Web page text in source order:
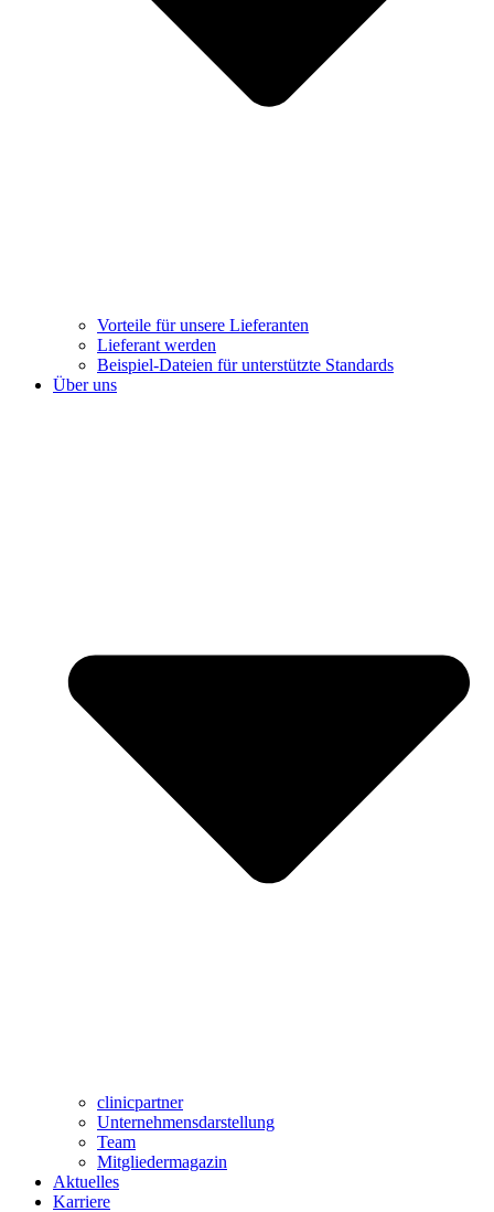
Vorteile für unsere Lieferanten
Lieferant werden
Beispiel-Dateien für unterstützte Standards
Über uns
clinicpartner
Unternehmensdarstellung
Team
Mitgliedermagazin
Aktuelles
Karriere